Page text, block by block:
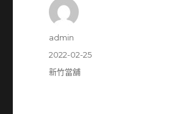
作
admin
發
佈
2022-02-25
分
新竹當舖